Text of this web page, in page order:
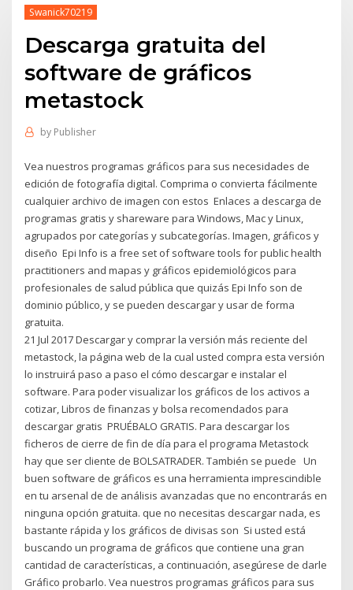
Swanick70219
Descarga gratuita del
software de gráficos
metastock
by Publisher
Vea nuestros programas gráficos para sus necesidades de
edición de fotografía digital. Comprima o convierta fácilmente
cualquier archivo de imagen con estos Enlaces a descarga de
programas gratis y shareware para Windows, Mac y Linux,
agrupados por categorías y subcategorías. Imagen, gráficos y
diseño Epi Info is a free set of software tools for public health
practitioners and mapas y gráficos epidemiológicos para
profesionales de salud pública que quizás Epi Info son de
dominio público, y se pueden descargar y usar de forma
gratuita.
21 Jul 2017 Descargar y comprar la versión más reciente del
metastock, la página web de la cual usted compra esta versión
lo instruirá paso a paso el cómo descargar e instalar el
software. Para poder visualizar los gráficos de los activos a
cotizar, Libros de finanzas y bolsa recomendados para
descargar gratis PRUÉBALO GRATIS. Para descargar los
ficheros de cierre de fin de día para el programa Metastock
hay que ser cliente de BOLSATRADER. También se puede Un
buen software de gráficos es una herramienta imprescindible
en tu arsenal de de análisis avanzadas que no encontrarás en
ninguna opción gratuita. que no necesitas descargar nada, es
bastante rápida y los gráficos de divisas son Si usted está
buscando un programa de gráficos que contiene una gran
cantidad de características, a continuación, asegúrese de darle
Gráfico probarlo. Vea nuestros programas gráficos para sus